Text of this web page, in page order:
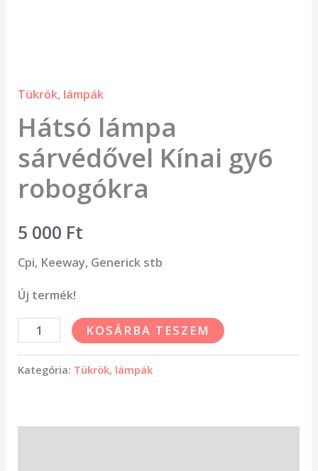
Tükrök, lámpák
Hátsó lámpa
sárvédővel Kínai gy6
robogókra
5 000 Ft
Cpi, Keeway, Generick stb
Új termék!
KOSÁRBA TESZEM
Kategória: Tükrök, lámpák